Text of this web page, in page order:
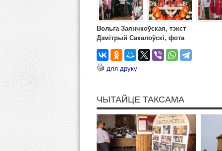
Вольга Заянчкоўская, тэкст
Дзмітрый Сакалоўскі, фота
для друку
ЧЫТАЙЦЕ ТАКСАМА